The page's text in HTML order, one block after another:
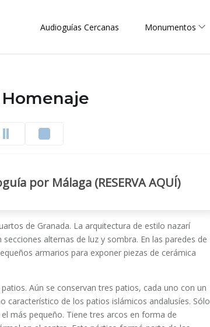
Audioguías Cercanas Monumentos
por Málaga (RESERVA AQUÍ)
de Granada. La arquitectura de estilo nazarí
alternas de luz y sombra. En las paredes de
armarios para exponer piezas de cerámica
Aún se conservan tres patios, cada uno con un
característico de los patios islámicos andalusíes. Sólo
más pequeño. Tiene tres arcos en forma de